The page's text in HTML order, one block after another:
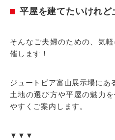
平屋を建てたいけれ
そんなご夫婦のための、 気
催します！
ジュートピア富山展示場にあ
土地の選び方や平屋の魅力
やすくご案内します。
▼▼▼